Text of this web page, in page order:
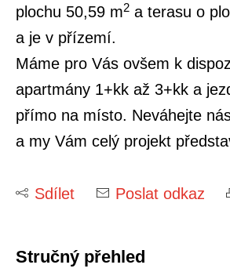
plochu 50,59 m2 a terasu o
a je v přízemí.
Máme pro Vás ovšem k
apartmány 1+kk až 3+kk a
přímo na místo. Neváhejte
a my Vám celý projekt
Sdílet Poslat odkaz
Stručný přehled